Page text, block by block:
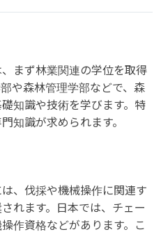
まず林業関連の学位を取得
や森林管理学部などで、森
知識や技術を学びます。特
知識が求められます。
、伐採や機械操作に関連す
れます。日本では、チェー
作資格などがあります。こ